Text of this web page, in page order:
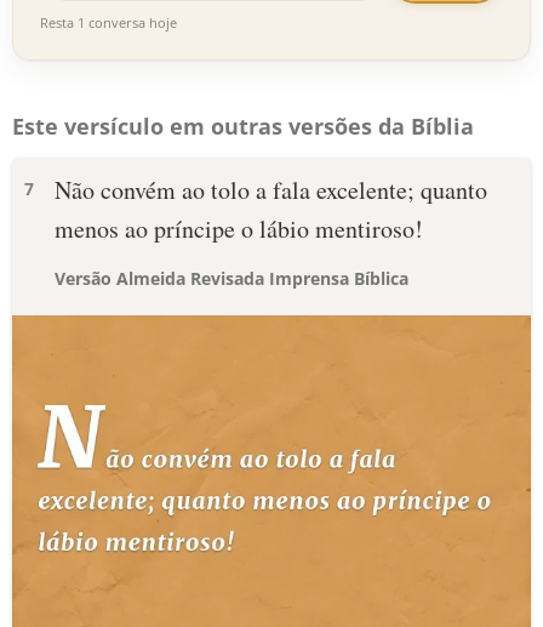
Resta 1 conversa hoje
Este versículo em outras versões da Bíblia
7
Não convém ao tolo a fala excelente; quanto
menos ao príncipe o lábio mentiroso!
Versão Almeida Revisada Imprensa Bíblica